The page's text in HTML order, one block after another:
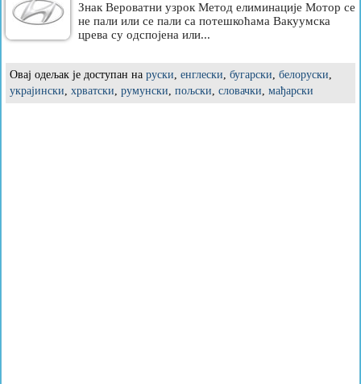
Знак Вероватни узрок Метод елиминације Мотор се
не пали или се пали са потешкоћама Вакуумска
црева су одспојена или...
Овај одељак је доступан на руски, енглески, бугарски, белоруски,
украјински, хрватски, румунски, пољски, словачки, мађарски